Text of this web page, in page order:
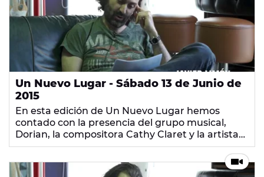
Un Nuevo Lugar - Sábado 13 de Junio de
2015
En esta edición de Un Nuevo Lugar hemos
contado con la presencia del grupo musical,
Dorian, la compositora Cathy Claret y la artista
María Reyes.